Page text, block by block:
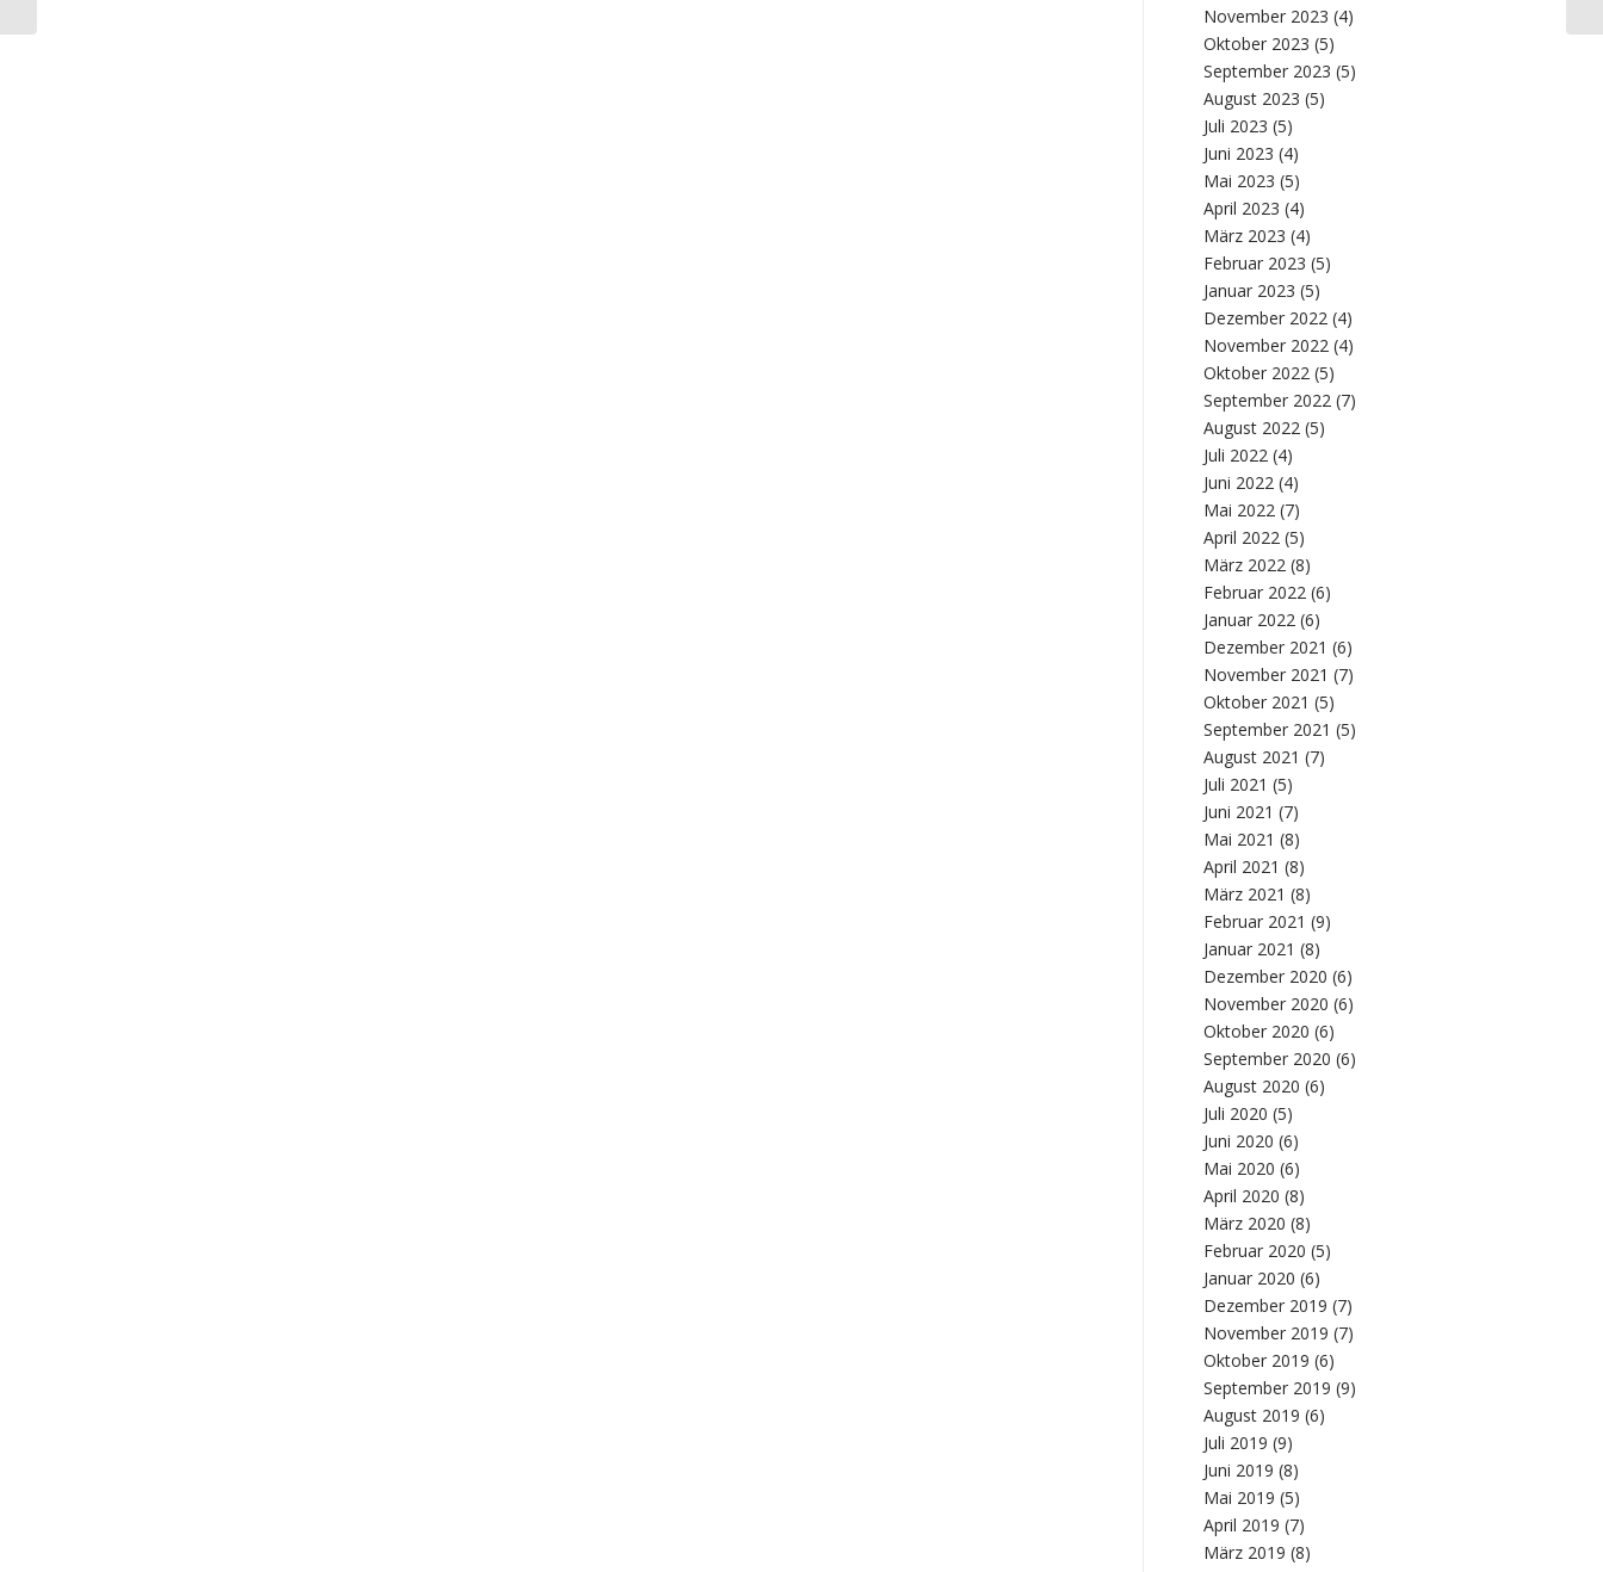
November 2023 (4)
Oktober 2023 (5)
September 2023 (5)
August 2023 (5)
Juli 2023 (5)
Juni 2023 (4)
Mai 2023 (5)
April 2023 (4)
März 2023 (4)
Februar 2023 (5)
Januar 2023 (5)
Dezember 2022 (4)
November 2022 (4)
Oktober 2022 (5)
September 2022 (7)
August 2022 (5)
Juli 2022 (4)
Juni 2022 (4)
Mai 2022 (7)
April 2022 (5)
März 2022 (8)
Februar 2022 (6)
Januar 2022 (6)
Dezember 2021 (6)
November 2021 (7)
Oktober 2021 (5)
September 2021 (5)
August 2021 (7)
Juli 2021 (5)
Juni 2021 (7)
Mai 2021 (8)
April 2021 (8)
März 2021 (8)
Februar 2021 (9)
Januar 2021 (8)
Dezember 2020 (6)
November 2020 (6)
Oktober 2020 (6)
September 2020 (6)
August 2020 (6)
Juli 2020 (5)
Juni 2020 (6)
Mai 2020 (6)
April 2020 (8)
März 2020 (8)
Februar 2020 (5)
Januar 2020 (6)
Dezember 2019 (7)
November 2019 (7)
Oktober 2019 (6)
September 2019 (9)
August 2019 (6)
Juli 2019 (9)
Juni 2019 (8)
Mai 2019 (5)
April 2019 (7)
März 2019 (8)